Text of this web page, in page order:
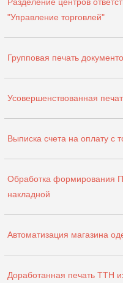
"Управление торговлей"
Групповая печать
Усовершенствованная
Выписка счета на оплату с
Обработка формирования
накладной
Автоматизация магазина
Доработанная печать ТТН